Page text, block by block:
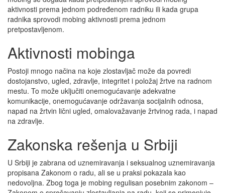
aktivnosti prema jednom podređenom radniku ili kada grupa
radnika sprovodi mobing aktivnosti prema jednom
pretpostavljenom.
Aktivnosti mobinga
Postoji mnogo načina na koje zlostavljač može da povredi
dostojanstvo, ugled, zdravlje, integritet i položaj žrtve na radnom
mestu. To može uključiti onemogućavanje adekvatne
komunikacije, onemogućavanje održavanja socijalnih odnosa,
napad na žrtvin lični ugled, omalovažavanje žrtvinog rada, i napad
na zdravlje.
Zakonska rešenja u Srbiji
U Srbiji je zabrana od uznemiravanja i seksualnog uznemiravanja
propisana Zakonom o radu, ali se u praksi pokazala kao
nedovoljna. Zbog toga je mobing regulisan posebnim zakonom –